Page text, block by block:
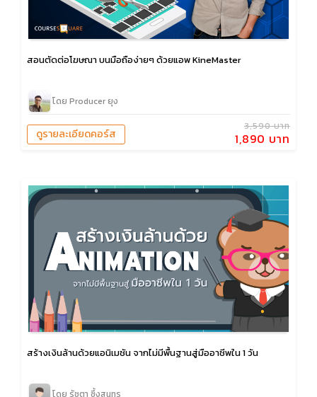
สอนตัดต่อโฆษณา บนมือถือง่ายๆ ด้วยแอพ KineMaster
โดย Producer ยุง
3,590 บาท
1,890 บาท
ดูรายละเอียดคอร์ส
สร้างเงินล้านด้วยแอนิเมชัน จากไม่มีพื้นฐานสู่มืออาชีพใน 1 วัน
โดย รัชตา ซึ้งสุนทร